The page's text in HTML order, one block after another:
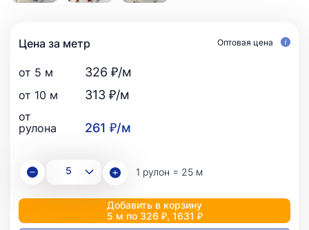
Цена за метр Оптовая цена
от 5 м 326 ₽/м
от 10 м 313 ₽/м
от
рулона
261 ₽/м
1 рулон = 25 м
Добавить в корзину
5 м по 326 ₽, 1631 ₽